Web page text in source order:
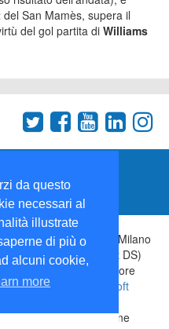
da questo
necessari al
illustrate
di più o
alcuni cookie,
more
del San Mamès, supera il
del gol partita diWilliams
Palmanova 8 20132 Milano
2499-2925 (DataSport DS)
| Direttore
| Developed By:
P-Soft
iscrizione